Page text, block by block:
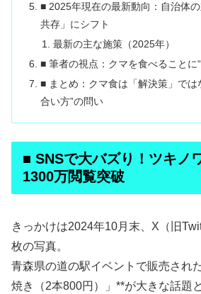
■ 2025年現在の最新動向：自治体
共存」にシフト
最新の主な施策（2025年）
■ 筆者の視点：クマを食べることに
■ まとめ：クマ食は「解決策」では
合い方”の問い
■ SNSで大バズり！ツキノ
1300万閲覧突破
きっかけは2024年10月末、X（旧
枚の写真。
青森県の道の駅イベントで販売され
焼き（2本800円）」**が大きな話題